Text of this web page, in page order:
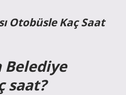
Otobüsle Kaç Saat
Belediye
saat?